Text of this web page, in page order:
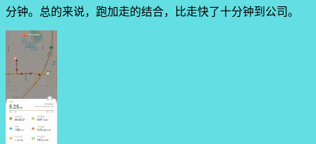
分钟。总的来说，跑加走的结合，比走快了十分钟到公司。